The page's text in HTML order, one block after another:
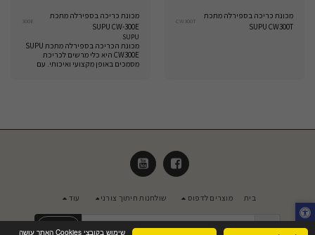
שימוש בקובצי Cookies האתר עושה
מכונת כריכה בספירלה מתכת
SUPU CW300T
CW300T
מכונת כריכה בספירלה מתכת
SUPU CW-300E
300E
SUPU
מכונת הכריכה בספירלה מתכת SUPU
CW300E היא כלי מרשים לכריכת
מסמכים באופן מקצועי ואיכותי. עם
בית מוצרים לדפוס שולחנות חיתוך צורני עוד
הירשם